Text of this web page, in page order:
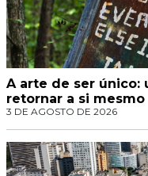
A arte de ser único:
retornar a si mesmo
3 DE AGOSTO DE 2026